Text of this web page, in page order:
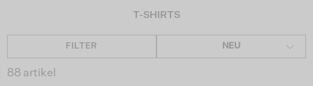
T-SHIRTS
FILTER NEU
88 artikel